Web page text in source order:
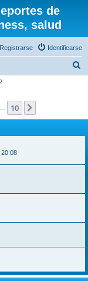
de
salud
Identificarse
Registrarse
a
r
10